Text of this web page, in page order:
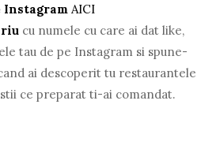
Instagram AICI
cu numele cu care ai dat like,
tau de pe Instagram si spune-
ai descoperit tu restaurantele
ce preparat ti-ai comandat.